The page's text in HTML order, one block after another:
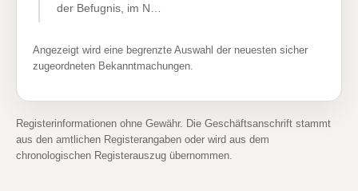
der Befugnis, im N…
Angezeigt wird eine begrenzte Auswahl der neuesten sicher
zugeordneten Bekanntmachungen.
Registerinformationen ohne Gewähr. Die Geschäftsanschrift stammt
aus den amtlichen Registerangaben oder wird aus dem
chronologischen Registerauszug übernommen.